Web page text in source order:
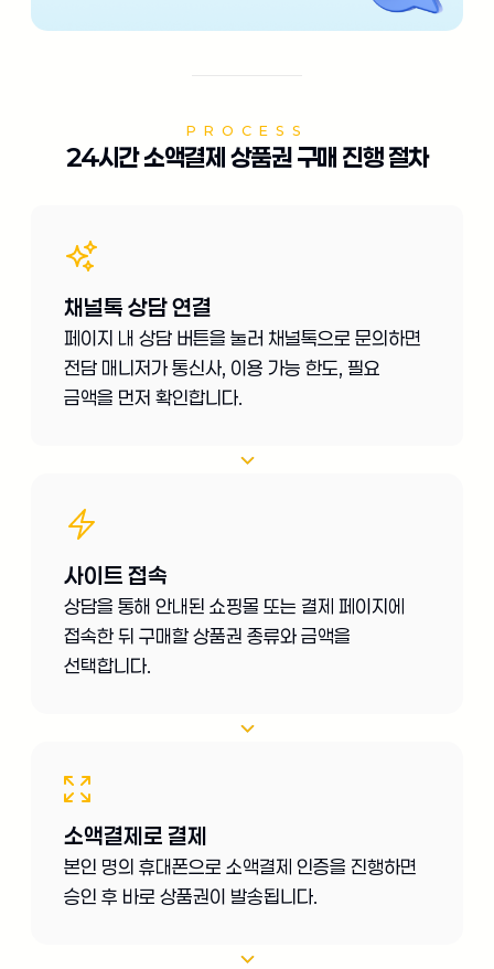
PROCESS
24시간 소액결제 상품권 구매 진행 절차
채널톡 상담 연결
페이지 내 상담 버튼을 눌러 채널톡으로 문의하면
전담 매니저가 통신사, 이용 가능 한도, 필요
금액을 먼저 확인합니다.
사이트 접속
상담을 통해 안내된 쇼핑몰 또는 결제 페이지에
접속한 뒤 구매할 상품권 종류와 금액을
선택합니다.
소액결제로 결제
본인 명의 휴대폰으로 소액결제 인증을 진행하면
승인 후 바로 상품권이 발송됩니다.